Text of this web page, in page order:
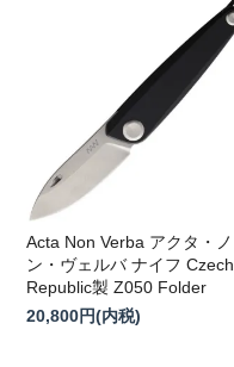
Acta Non Verba アクタ・ノ
ン・ヴェルバ ナイフ Czech
Republic製 Z050 Folder
20,800円(内税)